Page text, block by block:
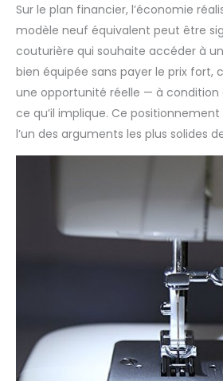
Sur le plan financier, l’économie
modèle neuf équivalent peut être
couturière qui souhaite accéder à
bien équipée sans payer le prix fort,
une opportunité réelle — à condition
ce qu’il implique. Ce
l’un des arguments les plus solides